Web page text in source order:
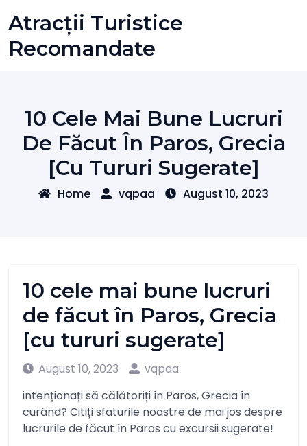
to
content
Atracții Turistice
Recomandate
10 Cele Mai Bune Lucruri
De Făcut În Paros, Grecia
[cu Tururi Sugerate]
Home vqpaa August 10, 2023
10 cele mai bune lucruri
de făcut în Paros, Grecia
[cu tururi sugerate]
August 10, 2023
vqpaa
intenționați să călătoriți în Paros, Grecia în
curând? Citiți sfaturile noastre de mai jos despre
lucrurile de făcut în Paros cu excursii sugerate!